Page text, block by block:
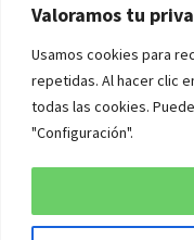
Valoramos tu
Usamos cookies para
repetidas. Al hacer clic
todas las cookies.
"Configuración".
AVISO LEGAL Y
Aviso legal
Política de cookies